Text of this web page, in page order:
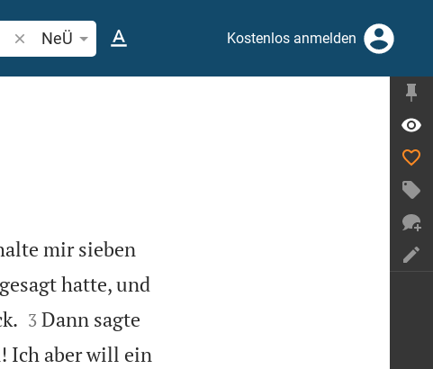
Bibelstelle oder Begriff suchen
NeÜ Kostenlos anmelden
mir sieben
hatte, und

3 Dann sagte
Ich aber will ein